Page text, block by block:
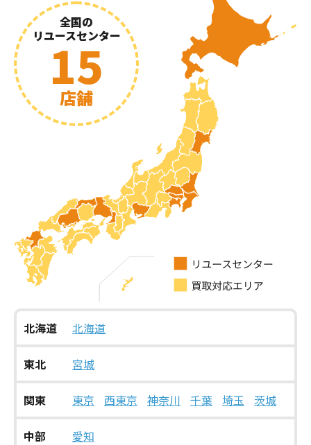
全国の
リユースセンター
15
店舗
北海道 北海道
東北 宮城
関東 東京 西東京 神奈川 千葉 埼玉 茨城
中部 愛知